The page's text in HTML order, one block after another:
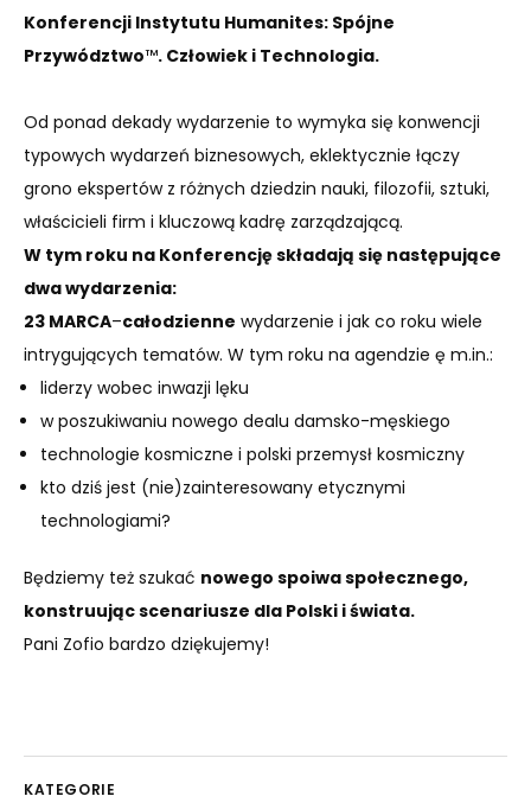
Konferencji Instytutu Humanites: Spójne
Przywództwo™. Człowiek i Technologia.
Od ponad dekady wydarzenie to wymyka się konwencji
typowych wydarzeń biznesowych, eklektycznie łączy
grono ekspertów z różnych dziedzin nauki, filozofii, sztuki,
właścicieli firm i kluczową kadrę zarządzającą.
W tym roku na Konferencję składają się następujące
dwa wydarzenia:
23 MARCA–całodzienne wydarzenie i jak co roku wiele
intrygujących tematów. W tym roku na agendzie ę m.in.:
liderzy wobec inwazji lęku
w poszukiwaniu nowego dealu damsko-męskiego
technologie kosmiczne i polski przemysł kosmiczny
kto dziś jest (nie)zainteresowany etycznymi
technologiami?
Będziemy też szukać nowego spoiwa społecznego,
konstruując scenariusze dla Polski i świata.
Pani Zofio bardzo dziękujemy!
KATEGORIE